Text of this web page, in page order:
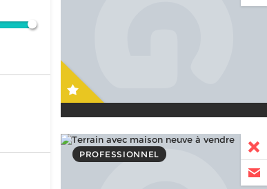
PROFESSIONNEL